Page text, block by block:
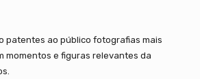
patentes ao público fotografias mais
momentos e figuras relevantes da